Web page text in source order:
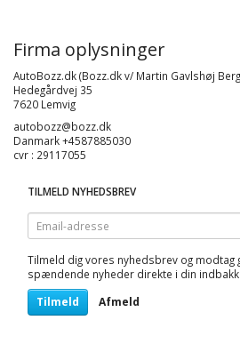
Firma oplysninger
AutoBozz.dk (Bozz.dk v/ Martin Gavlshøj
Hedegårdvej 35
7620 Lemvig
autobozz@bozz.dk
Danmark +4587885030
cvr : 29117055
TILMELD NYHEDSBREV
Email-
adresse
Tilmeld dig vores nyhedsbrev og
spændende nyheder direkte i din
Tilmeld Afmeld